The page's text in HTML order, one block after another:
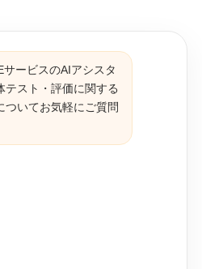
サービスのAIアシスタ
テスト・評価に関する
ついてお気軽にご質問